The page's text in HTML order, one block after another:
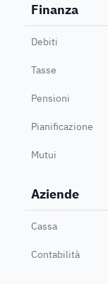
Finanza
Debiti
Tasse
Pensioni
Pianificazione
Mutui
Aziende
Cassa
Contabilità